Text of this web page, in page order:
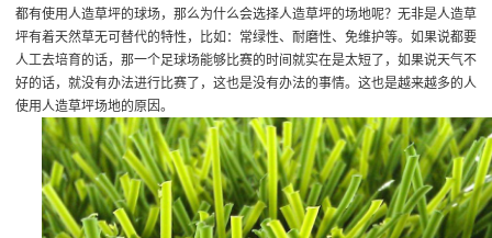
都有使用人造草坪的球场，那么为什么会选择人造草坪的场地呢？无非是人造草
坪有着天然草无可替代的特性，比如：常绿性、耐磨性、免维护等。如果说都要
人工去培育的话，那一个足球场能够比赛的时间就实在是太短了，如果说天气不
好的话，就没有办法进行比赛了，这也是没有办法的事情。这也是越来越多的人
使用人造草坪场地的原因。